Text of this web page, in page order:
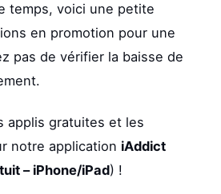
temps, voici une petite
en promotion pour une
pas de vérifier la baisse de
applis gratuites et les
notre application iAddict
– iPhone/iPad) !